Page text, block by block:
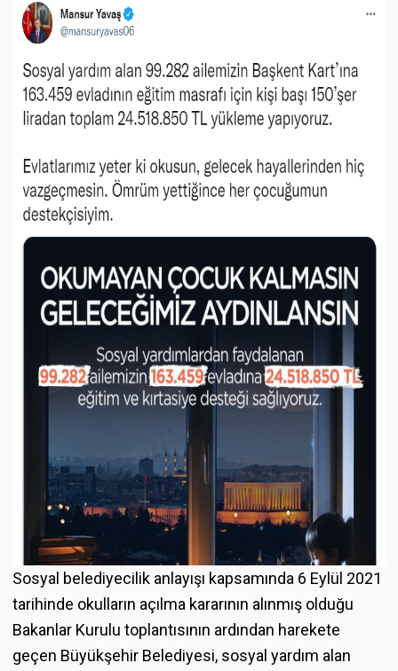
Sosyal belediyecilik anlayışı kapsamında 6 Eylül 2021
tarihinde okulların açılma kararının alınmış olduğu
Bakanlar Kurulu toplantısının ardından harekete
geçen Büyükşehir Belediyesi, sosyal yardım alan